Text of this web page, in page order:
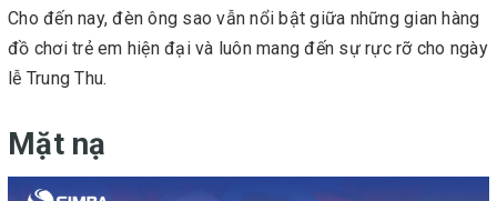
Cho đến nay, đèn ông sao vẫn nổi bật giữa những gian hàng
đồ chơi trẻ em hiện đại và luôn mang đến sự rực rỡ cho ngày
lễ Trung Thu.
Mặt nạ